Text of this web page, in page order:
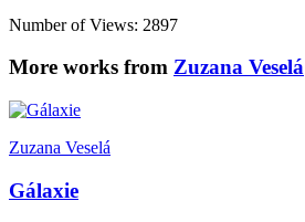
Number of Views: 2897
More works from Zuzana Veselá
Zuzana Veselá
Gálaxie